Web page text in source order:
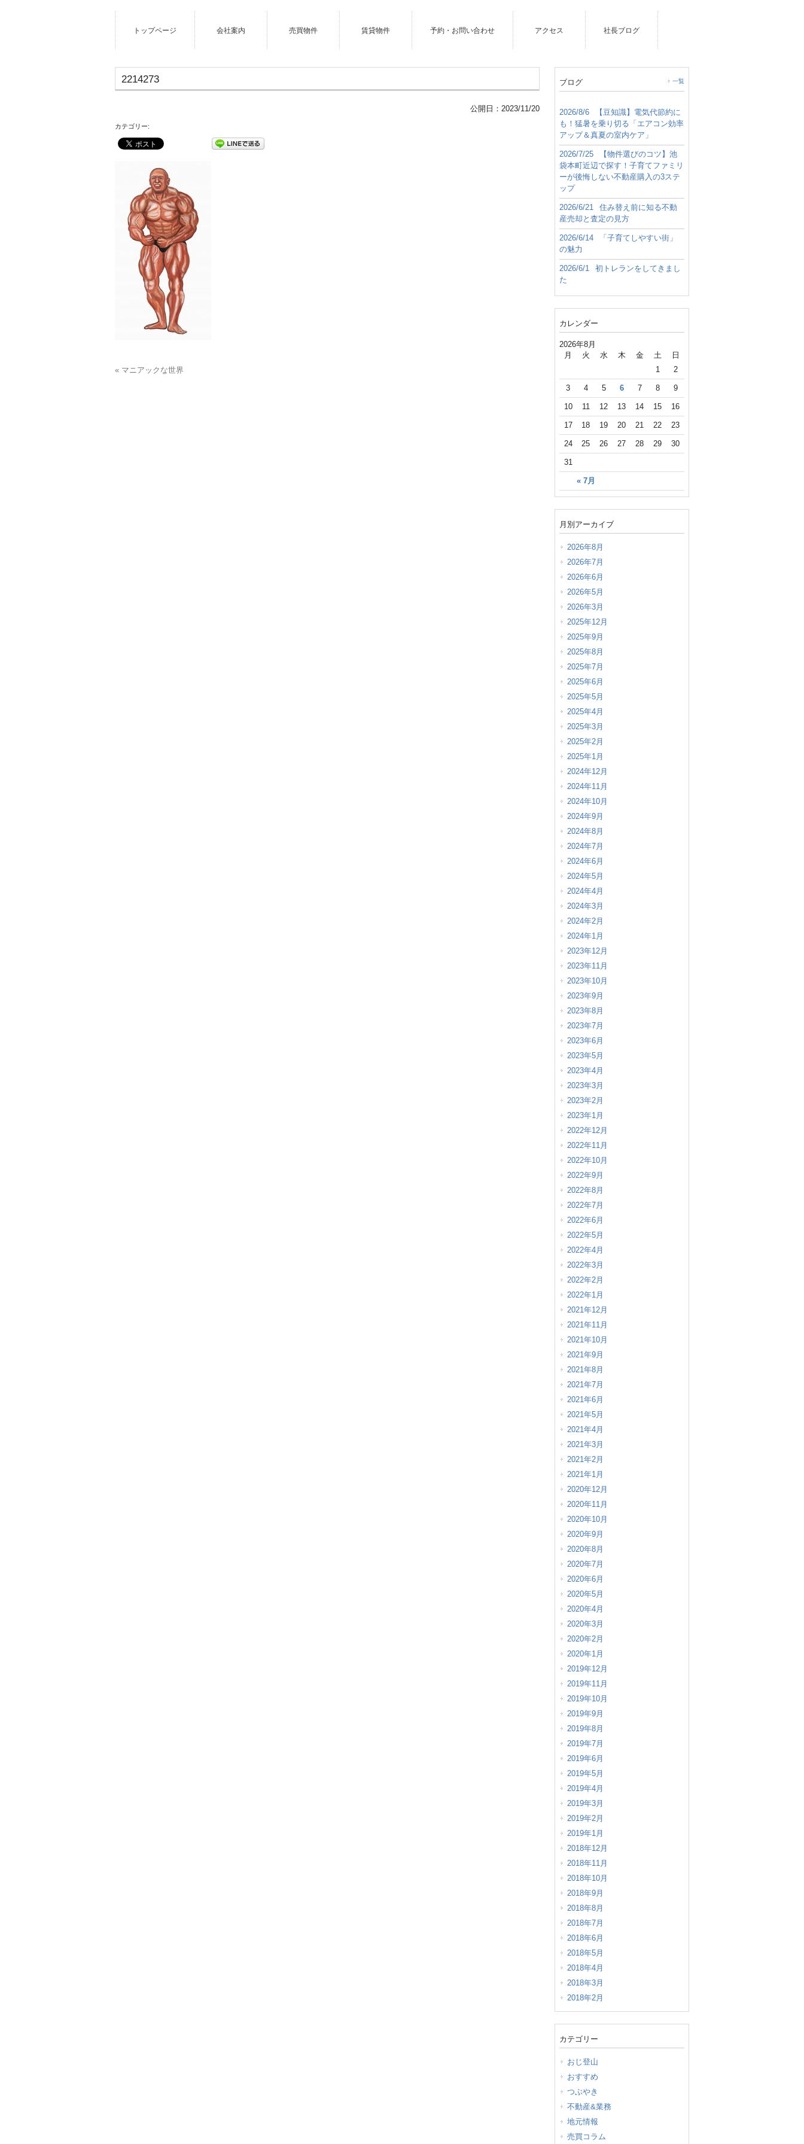
トップページ 会社案内 売買物件 賃貸物件 予約・お問い合わせ アクセス 社長ブログ
2214273
公開日： 2023/11/20
カテゴリー:
« マニアックな世界
ブログ 一覧
2026/8/6
【豆知識】電気代節約に
も！猛暑を乗り切る「エアコン効率
アップ＆真夏の室内ケア」
2026/7/25
【物件選びのコツ】池
袋本町近辺で探す！子育てファミリ
ーが後悔しない不動産購入の3ステ
ップ
2026/6/21
住み替え前に知る不動
産売却と査定の見方
2026/6/14
「子育てしやすい街」
の魅力
2026/6/1
初トレランをしてきまし
た
カレンダー
2026年8月
月 火 水 木 金 土 日
« 7月
1 2
3 4 5 6 7 8 9
10 11 12 13 14 15 16
17 18 19 20 21 22 23
24 25 26 27 28 29 30
31
月別アーカイブ
2026年8月
2026年7月
2026年6月
2026年5月
2026年3月
2025年12月
2025年9月
2025年8月
2025年7月
2025年6月
2025年5月
2025年4月
2025年3月
2025年2月
2025年1月
2024年12月
2024年11月
2024年10月
2024年9月
2024年8月
2024年7月
2024年6月
2024年5月
2024年4月
2024年3月
2024年2月
2024年1月
2023年12月
2023年11月
2023年10月
2023年9月
2023年8月
2023年7月
2023年6月
2023年5月
2023年4月
2023年3月
2023年2月
2023年1月
2022年12月
2022年11月
2022年10月
2022年9月
2022年8月
2022年7月
2022年6月
2022年5月
2022年4月
2022年3月
2022年2月
2022年1月
2021年12月
2021年11月
2021年10月
2021年9月
2021年8月
2021年7月
2021年6月
2021年5月
2021年4月
2021年3月
2021年2月
2021年1月
2020年12月
2020年11月
2020年10月
2020年9月
2020年8月
2020年7月
2020年6月
2020年5月
2020年4月
2020年3月
2020年2月
2020年1月
2019年12月
2019年11月
2019年10月
2019年9月
2019年8月
2019年7月
2019年6月
2019年5月
2019年4月
2019年3月
2019年2月
2019年1月
2018年12月
2018年11月
2018年10月
2018年9月
2018年8月
2018年7月
2018年6月
2018年5月
2018年4月
2018年3月
2018年2月
カテゴリー
おじ登山
おすすめ
つぶやき
不動産&業務
地元情報
売買コラム